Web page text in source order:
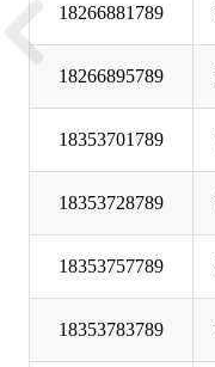
18266881789
18266895789
18353701789
18353728789
18353757789
18353783789